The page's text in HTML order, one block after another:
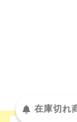
在庫切れ